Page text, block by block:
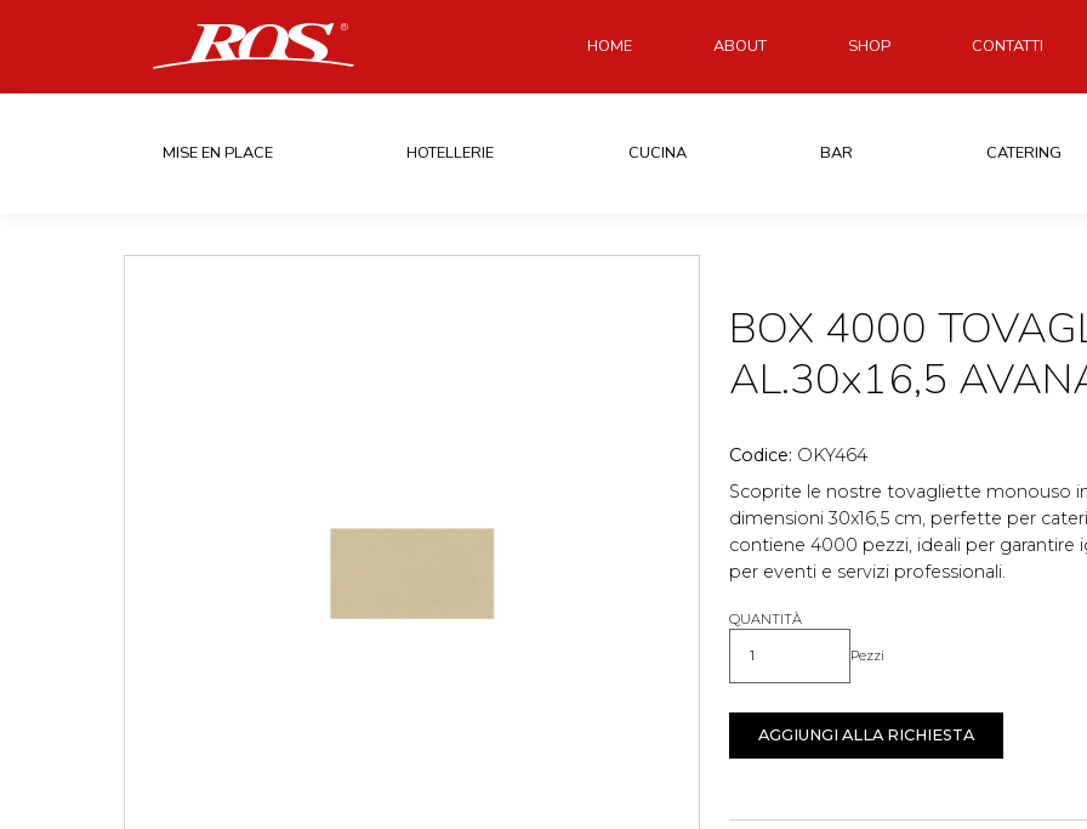
HOME ABOUT SHOP CONTATTI
MISE EN PLACE HOTELLERIE CUCINA BAR CATERING
BOX 4000
AL.30x16,5
Codice: OKY464
Scoprite le nostre tovagliette monouso
dimensioni 30x16,5 cm, perfette per
contiene 4000 pezzi, ideali per garantire
per eventi e servizi professionali.
QUANTITÀ
Quantità Pezzi
AGGIUNGI ALLA RICHIESTA